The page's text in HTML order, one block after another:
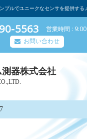
プルでユニークなセンサを提供する
5563 営業時間
お問い合わせ
測器株式会社